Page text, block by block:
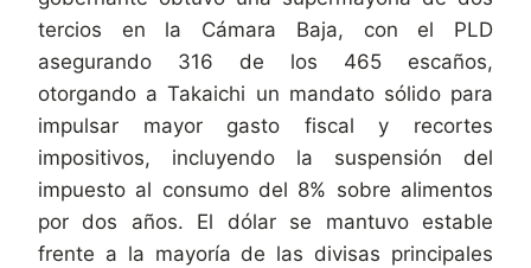
tercios en la Cámara Baja, con el PLD
asegurando 316 de los 465 escaños,
otorgando a Takaichi un mandato sólido para
impulsar mayor gasto fiscal y recortes
impositivos, incluyendo la suspensión del
impuesto al consumo del 8% sobre alimentos
por dos años. El dólar se mantuvo estable
frente a la mayoría de las divisas principales